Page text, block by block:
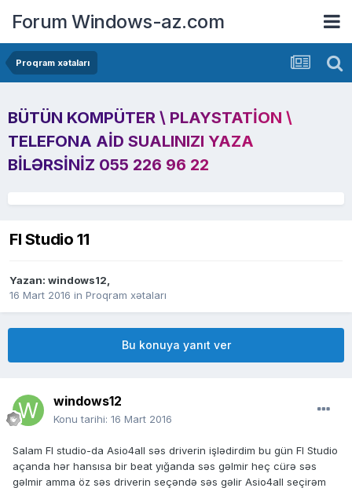
Forum Windows-az.com
Proqram xətaları
BÜTÜN KOMPÜTER \ PLAYSTATION \
TELEFONA AID SUALINIZI YAZA
BILƏRSINIZ 055 226 96 22
Fl Studio 11
Yazan: windows12,
16 Mart 2016 in Proqram xətaları
Bu konuya yanıt ver
windows12
Konu tarihi: 16 Mart 2016
Salam Fl studio-da Asio4all səs driverin işlədirdim bu gün Fl Studio
açanda hər hansısa bir beat yığanda səs gəlmir heç cürə səs
gəlmir amma öz səs driverin seçəndə səs gəlir Asio4all seçirəm